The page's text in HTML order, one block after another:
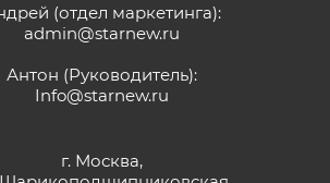
(отдел маркетинга):
admin@starnew.ru
Антон (Руководитель):
Info@starnew.ru
г. Москва,